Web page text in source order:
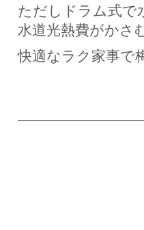
ただしドラム式で
水道光熱費がかさ
快適なラク家事で